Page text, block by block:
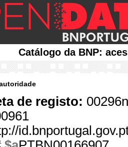
Catálogo da BNP:
de registo: